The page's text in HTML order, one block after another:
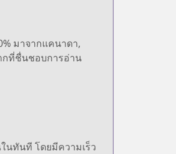
มาจากแคนาดา,
กที่ชื่นชอบการอ่าน
นทันที โดยมีความเร็ว